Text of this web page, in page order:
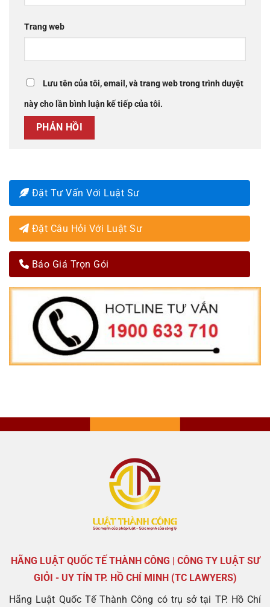
Trang web
Lưu tên của tôi, email, và trang web trong trình duyệt
này cho lần bình luận kế tiếp của tôi.
Đặt Tư Vấn Với Luật Sư
Đặt Câu Hỏi Với Luật Sư
Báo Giá Trọn Gói
HÃNG LUẬT QUỐC TẾ THÀNH CÔNG | CÔNG TY LUẬT SƯ
GIỎI - UY TÍN TP. HỒ CHÍ MINH (TC LAWYERS)
Hãng Luật Quốc Tế Thành Công có trụ sở tại TP. Hồ Chí